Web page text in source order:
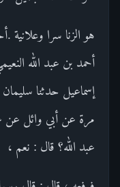
هو الزنا سرا وعلانية
أحمد بن عبد الله
إسماعيل حدثنا
مرة عن أبي وائل عن
عبد الله؟ قال : نعم ،